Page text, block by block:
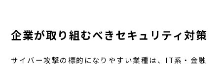
企業が取り組むべきセキュリティ対策
サイバー攻撃の標的になりやすい業種は、IT系・金融